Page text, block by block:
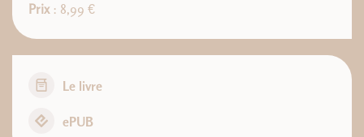
Prix : 8,99 €
Le livre
ePUB